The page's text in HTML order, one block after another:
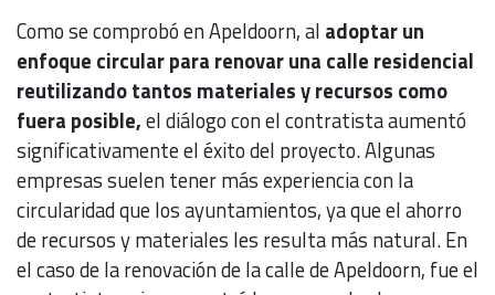
Como se comprobó en Apeldoorn, al adoptar un
enfoque circular para renovar una calle residencial
reutilizando tantos materiales y recursos como
fuera posible,el diálogo con el contratista aumentó
significativamente el éxito del proyecto. Algunas
empresas suelen tener más experiencia con la
circularidad que los ayuntamientos, ya que el ahorro
de recursos y materiales les resulta más natural. En
el caso de la renovación de la calle de Apeldoorn, fue el